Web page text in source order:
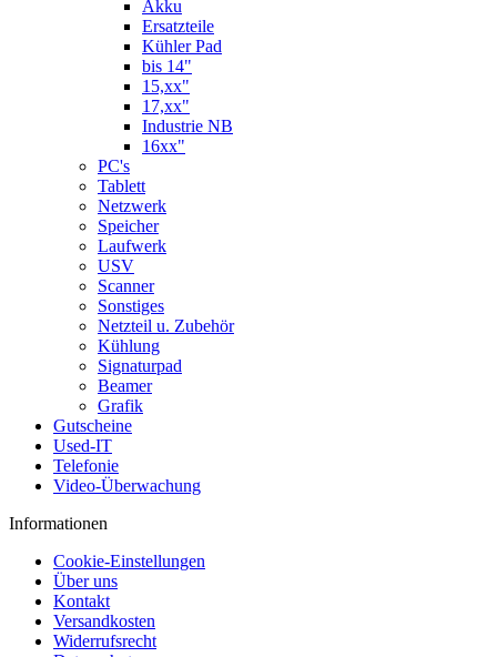
Akku
Ersatzteile
Kühler Pad
bis 14"
15,xx"
17,xx"
Industrie NB
16xx"
PC's
Tablett
Netzwerk
Speicher
Laufwerk
USV
Scanner
Sonstiges
Netzteil u. Zubehör
Kühlung
Signaturpad
Beamer
Grafik
Gutscheine
Used-IT
Telefonie
Video-Überwachung
Informationen
Cookie-Einstellungen
Über uns
Kontakt
Versandkosten
Widerrufsrecht